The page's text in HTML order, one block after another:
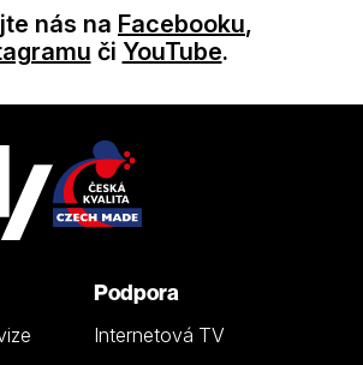
nás na Facebooku,
či YouTube.
Podpora
Internetová TV